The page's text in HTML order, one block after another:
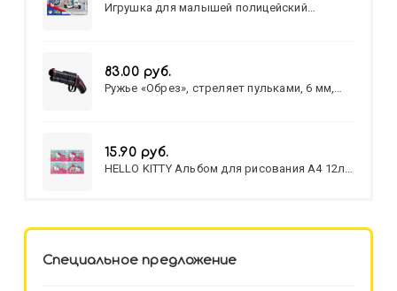
Игрушка для малышей полицейский
83.00 руб.
Ружье «Обрез», стреляет пульками, 6 мм,
15.90 руб.
HELLO KITTY Альбом для рисования А4 12л.
Специальное предложение